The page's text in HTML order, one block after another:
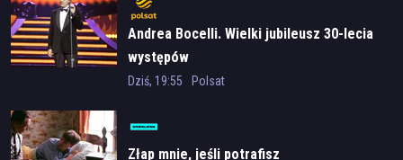
Aleksandra Pisula ( Emilia Szapiro, żona Jakuba
Paweł Wolak (Pantaleon Karpiński)
Bartłomiej Topa (Litwińczuk, sekretarz Sławorj-Składkowskiego
Andrzej Seweryn
prokurator Jerzy Ziembiński
Gatunek
Andrea Bocelli. Wielki jubileusz 30-lecia
występów
Dziś, 19:55 Polsat
Złap mnie, jeśli potrafisz